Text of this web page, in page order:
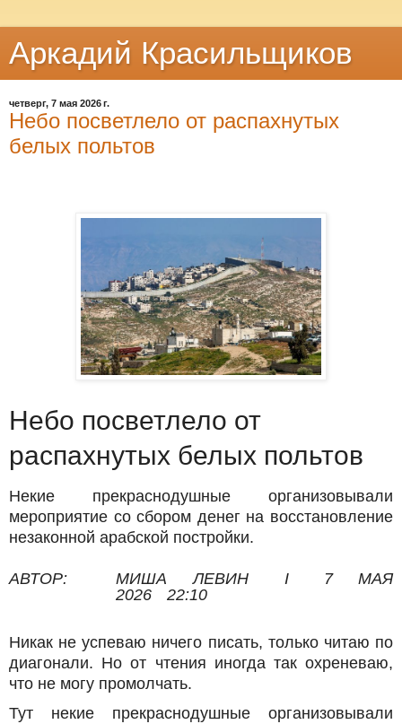
Аркадий Красильщиков
четверг, 7 мая 2026 г.
Небо посветлело от распахнутых
белых польтов
Небо посветлело от
распахнутых белых польтов
Некие прекраснодушные организовывали
мероприятие со сбором денег на восстановление
незаконной арабской постройки.
АВТОР: МИША ЛЕВИН I
7 МАЯ
2026
22:10
Никак не успеваю ничего писать, только читаю по
диагонали. Но от чтения иногда так охреневаю,
что не могу промолчать.
Тут некие прекраснодушные организовывали